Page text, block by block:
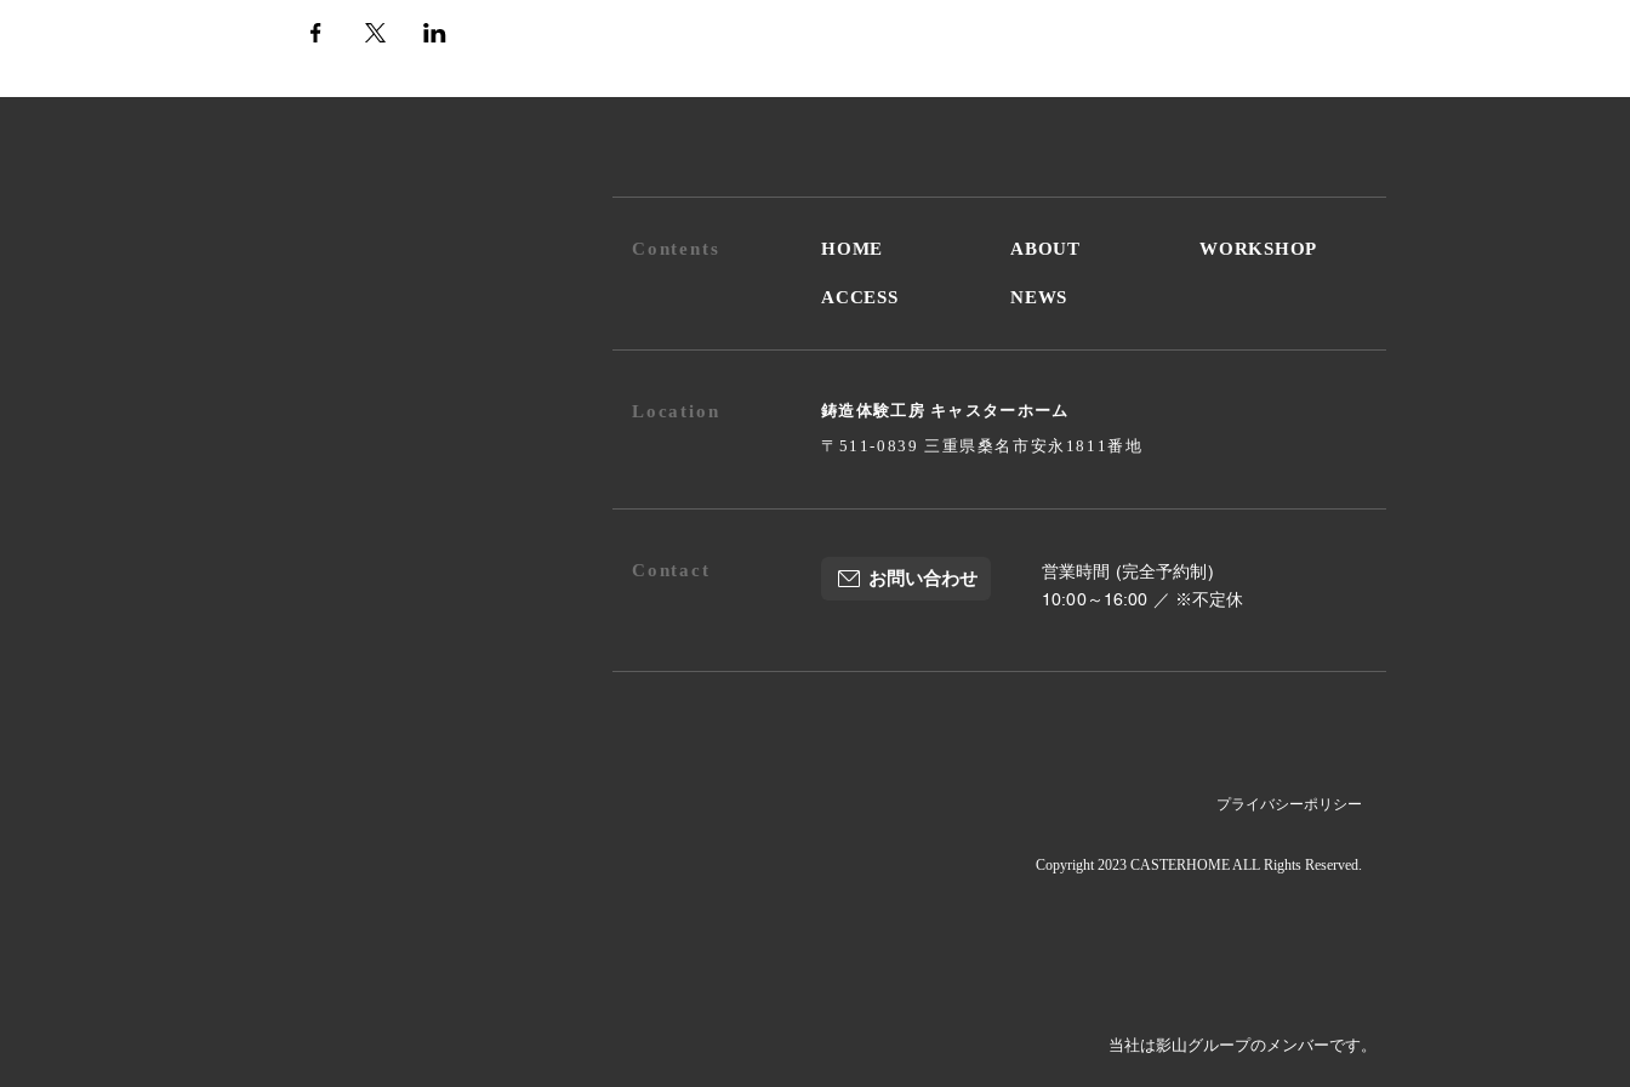
Contents HOME ABOUT WORKSHOP
ACCESS NEWS
Location
鋳造体験工房 キャスターホーム
〒511-0839 三重県桑名市安永1811番地
Contact お問い合わせ
営業時間 (完全予約制)
10:00～16:00 ／ ※不定休
プライバシーポリシー
Copyright 2023 CASTERHOME ALL Rights Reserved.
当社は影山グループのメンバーです。